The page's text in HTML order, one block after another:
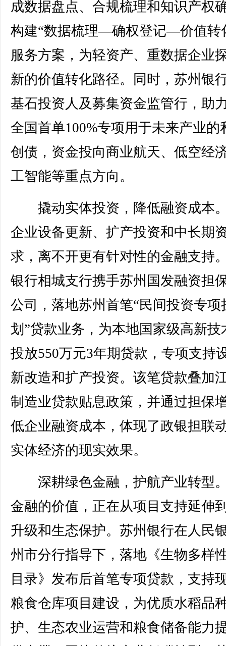
成数据盘点、合规梳理和知识产权
构建“数据梳理—确权登记—价值转
服务方案，为轻资产、重数据企业
新的价值转化路径。同时，苏州银
基石投资人及募集资金监管行，助
全国首单100%专项用于未来产业的
创债，资金投向商业航天、低空经
工智能等重点方向。
撬动实体投资，降低融资成本
企业设备更新、扩产投资和中长期
求，离不开更有针对性的金融支持
银行相城支行携手苏州国发融资担
公司，落地苏州首笔“民间投资专项
划”贷款业务，为本地国家级高新技
投放550万元3年期贷款，专项支持
新改造和扩产投资。该笔贷款叠加
制造业贷款贴息政策，并通过担保
低企业融资成本，体现了政银担联
实体经济的现实效果。
深耕绿色金融，护航产业转型
金融的价值，正在从项目支持延伸
升级和生态保护。苏州银行在人民
州市分行指导下，落地《生物多样
目录》发布后首笔专项贷款，支持
粮食仓库项目建设，为优质水稻品
护、生态农业运营和粮食储备能力